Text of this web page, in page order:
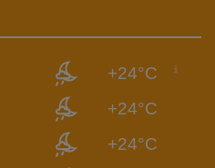
+24°C
+24°C
+24°C